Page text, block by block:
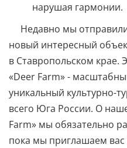
нарушая гармонии.⠀
Недавно мы
новый интересный
в Ставропольском крае.
«Deer Farm» -
уникальный культурно-
всего Юга России. О
Farm» мы обязательно
пока мы приглашаем